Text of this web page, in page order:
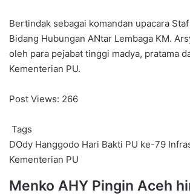
Bertindak sebagai komandan upacara
Bidang Hubungan ANtar Lembaga KM.
oleh para pejabat tinggi madya, pratama
Kementerian PU.
Post Views: 266
Tags
DOdy Hanggodo Hari Bakti PU ke-79
Kementerian PU
Menko
Menko AHY Pingin Aceh